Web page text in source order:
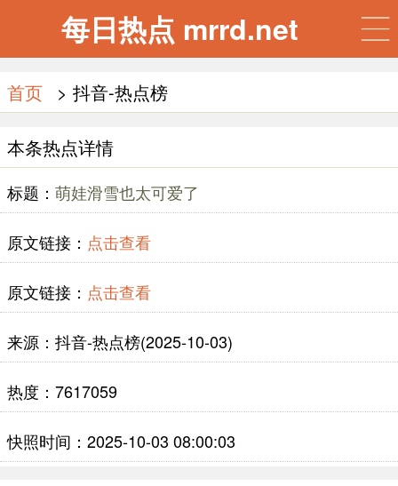
每日热点 mrrd.net
首页 > 抖音-热点榜
本条热点详情
标题： 萌娃滑雪也太可爱了
原文链接： 点击查看
原文链接： 点击查看
来源：抖音-热点榜(2025-10-03)
热度：7617059
快照时间：2025-10-03 08:00:03